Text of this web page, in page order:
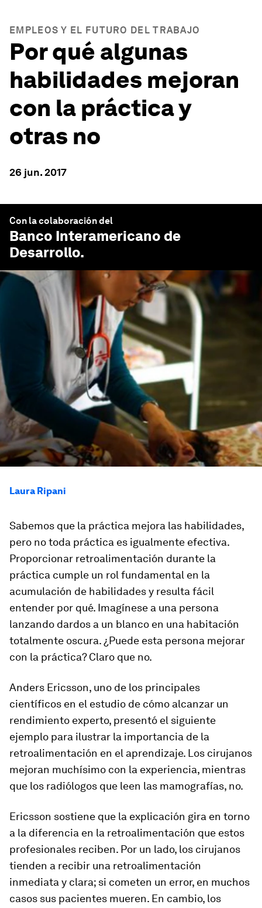
EMPLEOS Y EL FUTURO DEL TRABAJO
Por qué algunas
habilidades mejoran
con la práctica y
otras no
26 jun. 2017
Con la colaboración del
Banco Interamericano de
Desarrollo.
Laura Ripani
Sabemos que la práctica mejora las habilidades,
pero no toda práctica es igualmente efectiva.
Proporcionar retroalimentación durante la
práctica cumple un rol fundamental en la
acumulación de habilidades y resulta fácil
entender por qué. Imagínese a una persona
lanzando dardos a un blanco en una habitación
totalmente oscura. ¿Puede esta persona mejorar
con la práctica? Claro que no.
Anders Ericsson, uno de los principales
científicos en el estudio de cómo alcanzar un
rendimiento experto, presentó el siguiente
ejemplo para ilustrar la importancia de la
retroalimentación en el aprendizaje. Los cirujanos
mejoran muchísimo con la experiencia, mientras
que los radiólogos que leen las mamografías, no.
Ericsson sostiene que la explicación gira en torno
a la diferencia en la retroalimentación que estos
profesionales reciben. Por un lado, los cirujanos
tienden a recibir una retroalimentación
inmediata y clara; si cometen un error, en muchos
casos sus pacientes mueren. En cambio, los